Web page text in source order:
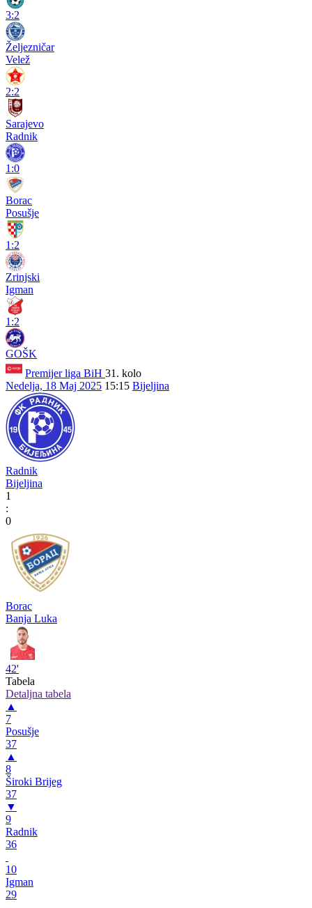
3:2
Željezničar
Velež
2:2
Sarajevo
Radnik
1:0
Borac
Posušje
1:2
Zrinjski
Igman
1:2
GOŠK
Premijer liga BiH 31. kolo
Nedelja, 18 Maj 2025 15:15 Bijeljina
Radnik
Bijeljina
1
:
0
Borac
Banja Luka
42'
Tabela
Detaljna tabela
▲
7
Posušje
37
▲
8
Široki Brijeg
37
▼
9
Radnik
36
10
Igman
29